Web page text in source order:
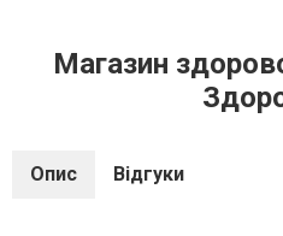
Магазин
Опис Відгуки